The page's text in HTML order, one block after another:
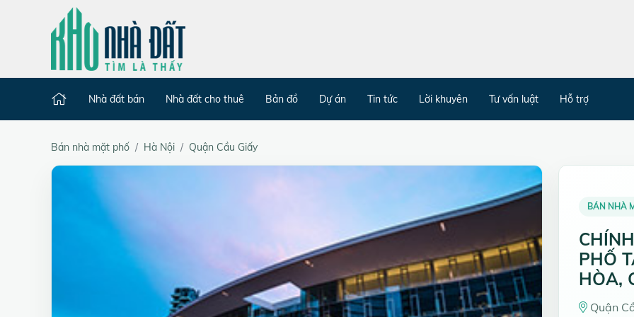
Nhà đất bán Nhà đất cho thuê Bản đồ Dự án Tin tức Lời khuyên Tư vấn luật Hỗ trợ
Bán nhà mặt phố Hà Nội Quận Cầu Giấy
BÁN NHÀ
PHỐ
HÒA,
Quận